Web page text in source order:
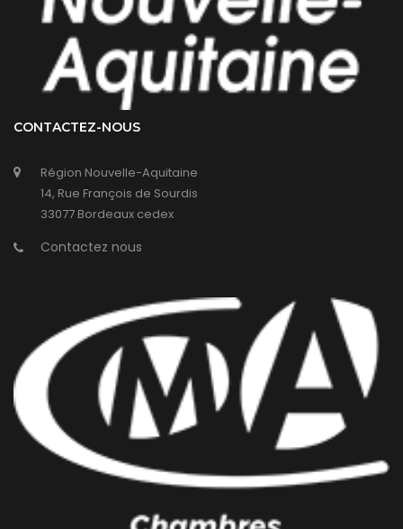
CONTACTEZ-NOUS
Région Nouvelle-Aquitaine
14, Rue François de Sourdis
33077 Bordeaux cedex
Contactez nous